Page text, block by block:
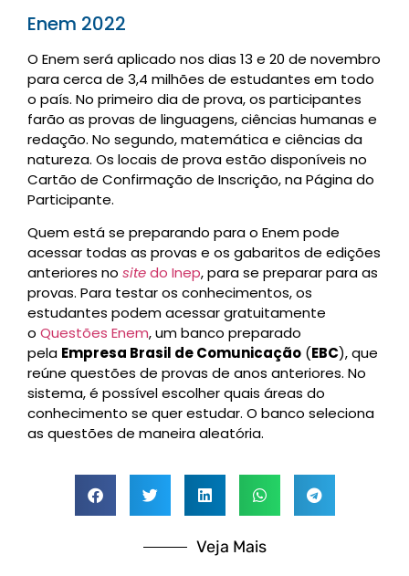
Enem 2022
O Enem será aplicado nos dias 13 e 20 de novembro
para cerca de 3,4 milhões de estudantes em todo
o país. No primeiro dia de prova, os participantes
farão as provas de linguagens, ciências humanas e
redação. No segundo, matemática e ciências da
natureza. Os locais de prova estão disponíveis no
Cartão de Confirmação de Inscrição, na Página do
Participante.
Quem está se preparando para o Enem pode
acessar todas as provas e os gabaritos de edições
anteriores no sitedo Inep, para se preparar para as
provas. Para testar os conhecimentos, os
estudantes podem acessar gratuitamente
o Questões Enem, um banco preparado
pela Empresa Brasil de Comunicação (EBC), que
reúne questões de provas de anos anteriores. No
sistema, é possível escolher quais áreas do
conhecimento se quer estudar. O banco seleciona
as questões de maneira aleatória.
Veja Mais